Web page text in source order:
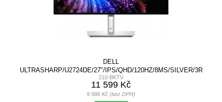
DELL
ULTRASHARP/U2724DE/27"/IPS/QHD/120HZ/8MS/SILVER/3R
210-BKTV
11 599 Kč
9 586 Kč (bez DPH)